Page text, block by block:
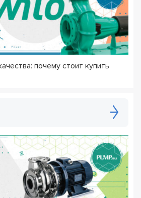
почему стоит купить